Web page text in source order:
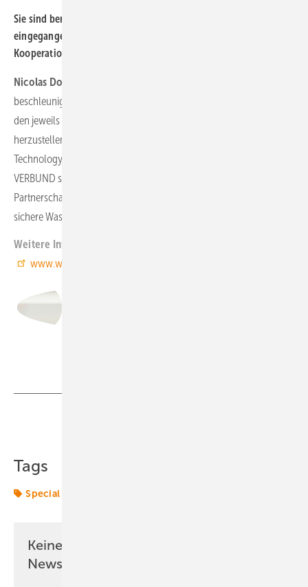
Sie sind bereits Kooperationen mit Wasserstoff-Produzenten
eingegangen. Welchen Mehrwert bieten Sie in diesen
Kooperationen?
Nicolas Dohn:
beschleunigen wollen, braucht es starke Partnerschaften, um mit
den jeweils eigenen individuellen Stärken gemeinsame Synergien
herzustellen. Die Kooperationen mit RWE, Green Hydrogen
Technology oder Österreichs führendem Energieunternehmen
VERBUND sind nicht nur in der aktuellen Phase strategisch wichtige
Partnerschaften, sondern auch perspektivisch essenziell, um eine
sichere Wasserstoff-Versorgung zu gewährleisten.
Weitere Informationen:
www.westfalen.com
Tags
Special
Keine Zeit? Kein Problem mit dem ERE
Newsletter!